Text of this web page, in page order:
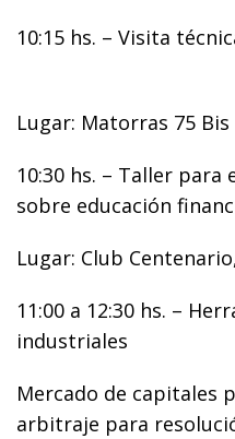
10:15 hs. – Visita
Lugar: Matorras 75 Bis
10:30 hs. – Taller para
sobre educación
Lugar: Club
11:00 a 12:30 hs. –
industriales
Mercado de capitales
arbitraje para